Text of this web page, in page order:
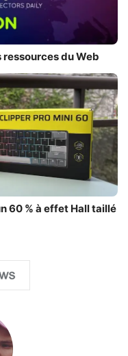
du Web
60 % à effet Hall taillé